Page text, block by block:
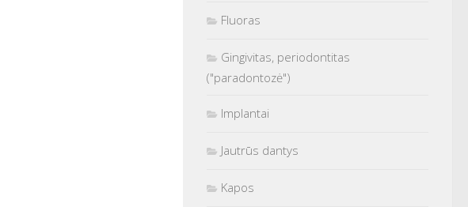
Fluoras
Gingivitas, periodontitas
("paradontozė")
Implantai
Jautrūs dantys
Kapos